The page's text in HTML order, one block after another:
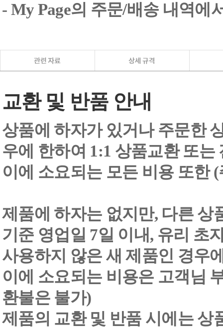
- My Page의 주문/배송 내역에
교환 및 반품 안내
상품에 하자가 있거나 주문한
우에 한하여 1:1 상품교환 또는
이에 소요되는 모든 비용 또한
제품에 하자는 없지만, 다른 상
기준 영업일 7일 이내, 유리 초
사용하지 않은 새 제품인 경우
이에 소요되는 비용은 고객님
환불은 불가)
제품의 교환 및 반품 시에는 상